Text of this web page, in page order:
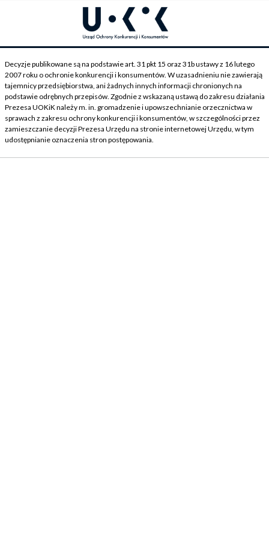
Decyzje publikowane są na podstawie art. 31 pkt 15 oraz 31b ustawy z 16 lutego
2007 roku o ochronie konkurencji i konsumentów. W uzasadnieniu nie zawierają
tajemnicy przedsiębiorstwa, ani żadnych innych informacji chronionych na
podstawie odrębnych przepisów. Zgodnie z wskazaną ustawą do zakresu działania
Prezesa UOKiK należy m. in. gromadzenie i upowszechnianie orzecznictwa w
sprawach z zakresu ochrony konkurencji i konsumentów, w szczególności przez
zamieszczanie decyzji Prezesa Urzędu na stronie internetowej Urzędu, w tym
udostępnianie oznaczenia stron postępowania.